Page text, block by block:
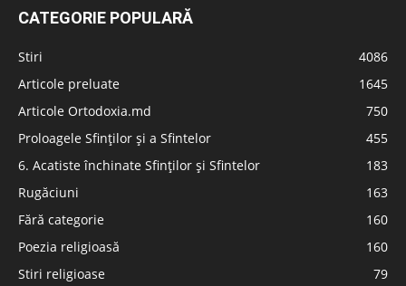
CATEGORIE POPULARĂ
Stiri
4086
Articole preluate
1645
Articole Ortodoxia.md
750
Proloagele Sfinților și a Sfintelor
455
6. Acatiste închinate Sfinților și Sfintelor
183
Rugăciuni
163
Fără categorie
160
Poezia religioasă
160
Stiri religioase
79